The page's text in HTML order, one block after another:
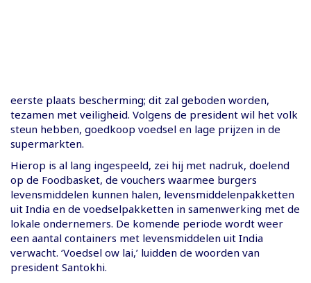
eerste plaats bescherming; dit zal geboden worden,
tezamen met veiligheid. Volgens de president wil het volk
steun hebben, goedkoop voedsel en lage prijzen in de
supermarkten.
Hierop is al lang ingespeeld, zei hij met nadruk, doelend
op de Foodbasket, de vouchers waarmee burgers
levensmiddelen kunnen halen, levensmiddelenpakketten
uit India en de voedselpakketten in samenwerking met de
lokale ondernemers. De komende periode wordt weer
een aantal containers met levensmiddelen uit India
verwacht. ‘Voedsel ow lai,’ luidden de woorden van
president Santokhi.